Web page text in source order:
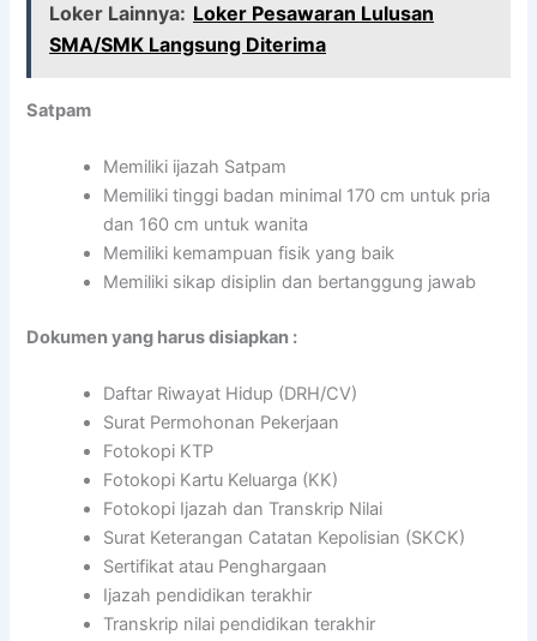
Loker Lainnya: Loker Pesawaran Lulusan
SMA/SMK Langsung Diterima
Satpam
Memiliki ijazah Satpam
Memiliki tinggi badan minimal 170 cm untuk pria
dan 160 cm untuk wanita
Memiliki kemampuan fisik yang baik
Memiliki sikap disiplin dan bertanggung jawab
Dokumen yang harus disiapkan :
Daftar Riwayat Hidup (DRH/CV)
Surat Permohonan Pekerjaan
Fotokopi KTP
Fotokopi Kartu Keluarga (KK)
Fotokopi Ijazah dan Transkrip Nilai
Surat Keterangan Catatan Kepolisian (SKCK)
Sertifikat atau Penghargaan
Ijazah pendidikan terakhir
Transkrip nilai pendidikan terakhir